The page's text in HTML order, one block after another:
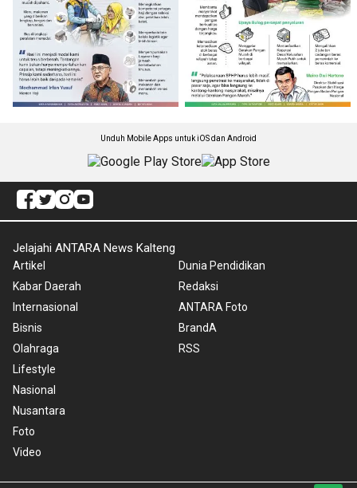
Unduh Mobile Apps untuk iOS dan Android
Jelajahi ANTARA News Kalteng
Artikel
Kabar Daerah
Internasional
Bisnis
Olahraga
Lifestyle
Nasional
Nusantara
Foto
Video
Dunia Pendidikan
Redaksi
ANTARA Foto
BrandA
RSS